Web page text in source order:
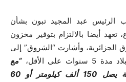
عبد المجيد تبون بشأن
تعهد أيضا بالالتزام بتوفير مخزون
وأشارت “الشروق” إلى
الأقل،
“مع
ضمان المركبة بطول مسافة يصل 150 ألف كيلومتر أو 60